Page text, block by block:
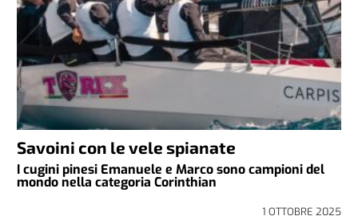
Savoini con le vele spianate
I cugini pinesi Emanuele e Marco sono campioni del
mondo nella categoria Corinthian
1 OTTOBRE 2025